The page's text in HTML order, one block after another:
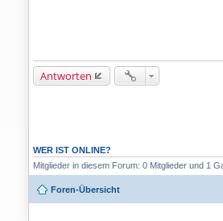
Antworten
WER IST ONLINE?
Mitglieder in diesem Forum: 0 Mitglieder und 1
Foren-Übersicht